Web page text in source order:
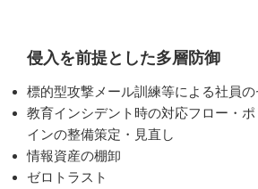
侵入を前提とした多層防御
標的型攻撃メール訓練等による社員の
教育インシデント時の対応フロー・
インの整備策定・見直し
情報資産の棚卸
ゼロトラスト